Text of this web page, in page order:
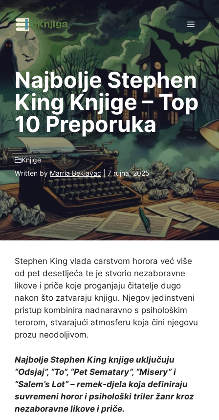
Preskoči
na
sadržaj
Najbolje Stephen
King Knjige – Top
10 Preporuka
Knjige
Written byMarria Beklavac | 7 rujna, 2025
Stephen King vlada carstvom horora već više
od pet desetljeća te je stvorio nezaboravne
likove i priče koje proganjaju čitatelje dugo
nakon što zatvaraju knjigu. Njegov jedinstveni
pristup kombinira nadnaravno s psihološkim
terorom, stvarajući atmosferu koja čini njegovu
prozu neodoljivom.
Najbolje Stephen King knjige uključuju
“Odsjaj”, “To”, “Pet Sematary”, “Misery” i
“Salem’s Lot” – remek-djela koja definiraju
suvremeni horor i psihološki triler žanr kroz
nezaboravne likove i priče.